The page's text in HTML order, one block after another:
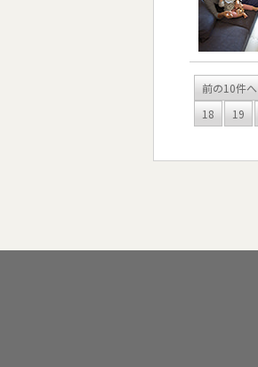
前の10件へ
18
19